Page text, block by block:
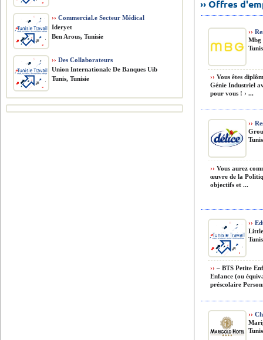
›› Offres
››
Mbg
›› Vous êtes
Génie Industriel
pour vous ! › ...
››
›› Vous aurez
œuvre de la
objectifs et ...
››
›› – BTS Petite
Enfance (ou
préscolaire
››
›› Commercial.e Secteur Médical
Ideryet
Ben Arous, Tunisie
›› Des Collaborateurs
Union Internationale De Banques Uib
Tunis, Tunisie